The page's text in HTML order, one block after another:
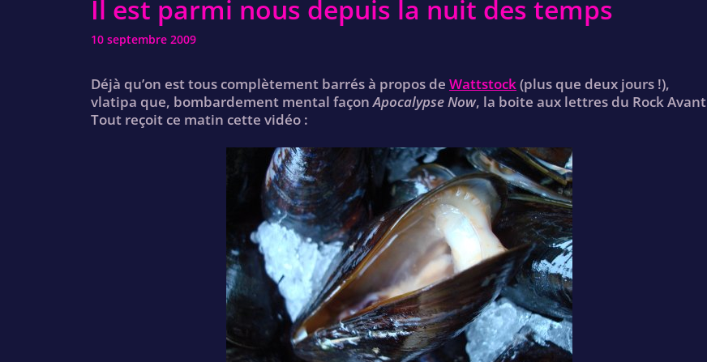
Il est parmi nous depuis la nuit des temps
10 septembre 2009
Déjà qu’on est tous complètement barrés à propos de Wattstock(plus que deux jours !),
vlatipa que, bombardement mental façonApocalypse Now, la boite aux lettres du Rock Avant
Tout reçoit ce matin cette vidéo :